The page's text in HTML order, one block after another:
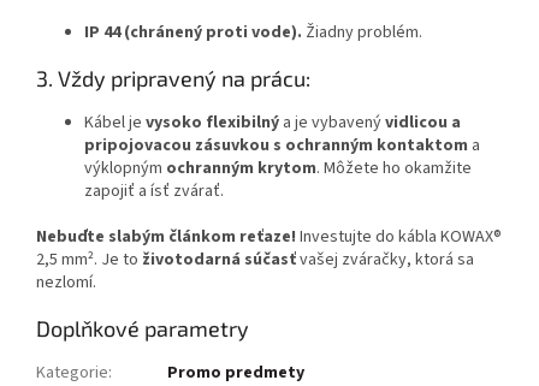
IP 44 (chránený proti vode). Žiadny problém.
3. Vždy pripravený na prácu:
Kábel je vysoko flexibilný a je vybavenývidlicou a
pripojovacou zásuvkou s ochranným kontaktom a
výklopným ochranným krytom. Môžete ho okamžite
zapojiť a ísť zvárať.
Nebuďte slabým článkom reťaze! Investujte do kábla KOWAX®
2,5 mm². Je to životodarná súčasťvašej zváračky, ktorá sa
nezlomí.
Doplňkové parametry
Kategorie:
Promo predmety